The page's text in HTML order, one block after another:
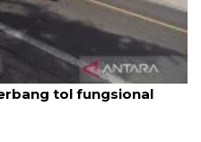
tol fungsional